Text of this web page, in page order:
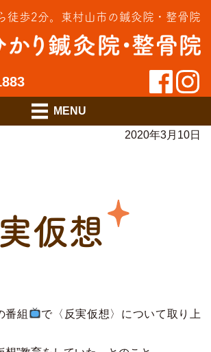
徒歩2分。 東村山市の鍼灸院・整骨院
2020年3月10日
仮想
番組
で〈反実仮想〉について取り上